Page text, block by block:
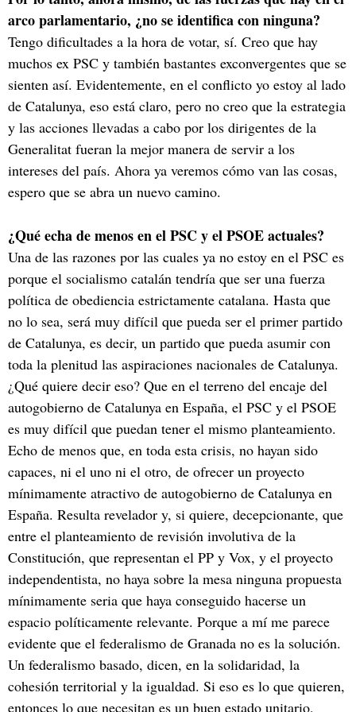
arco parlamentario, ¿no se identifica con ninguna?
Tengo dificultades a la hora de votar, sí. Creo que hay
muchos ex PSC y también bastantes exconvergentes que se
sienten así. Evidentemente, en el conflicto yo estoy al lado
de Catalunya, eso está claro, pero no creo que la estrategia
y las acciones llevadas a cabo por los dirigentes de la
Generalitat fueran la mejor manera de servir a los
intereses del país. Ahora ya veremos cómo van las cosas,
espero que se abra un nuevo camino.
¿Qué echa de menos en el PSC y el PSOE actuales?
Una de las razones por las cuales ya no estoy en el PSC es
porque el socialismo catalán tendría que ser una fuerza
política de obediencia estrictamente catalana. Hasta que
no lo sea, será muy difícil que pueda ser el primer partido
de Catalunya, es decir, un partido que pueda asumir con
toda la plenitud las aspiraciones nacionales de Catalunya.
¿Qué quiere decir eso? Que en el terreno del encaje del
autogobierno de Catalunya en España, el PSC y el PSOE
es muy difícil que puedan tener el mismo planteamiento.
Echo de menos que, en toda esta crisis, no hayan sido
capaces, ni el uno ni el otro, de ofrecer un proyecto
mínimamente atractivo de autogobierno de Catalunya en
España. Resulta revelador y, si quiere, decepcionante, que
entre el planteamiento de revisión involutiva de la
Constitución, que representan el PP y Vox, y el proyecto
independentista, no haya sobre la mesa ninguna propuesta
mínimamente seria que haya conseguido hacerse un
espacio políticamente relevante. Porque a mí me parece
evidente que el federalismo de Granada no es la solución.
Un federalismo basado, dicen, en la solidaridad, la
cohesión territorial y la igualdad. Si eso es lo que quieren,
entonces lo que necesitan es un buen estado unitario,